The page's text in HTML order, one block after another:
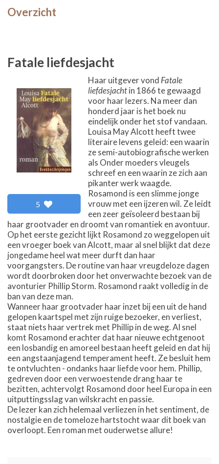
Overzicht
Fatale liefdesjacht
5
Haar uitgever vond Fatale
liefdesjachtin 1866 te gewaagd
voor haar lezers. Na meer dan
honderd jaar is het boek nu
eindelijk onder het stof vandaan.
Louisa May Alcott heeft twee
literaire levens geleid: een waarin
ze semi-autobiografische werken
als Onder moeders vleugels
schreef en een waarin ze zich aan
pikanter werk waagde.
Rosamond is een slimme jonge
vrouw met een ijzeren wil. Ze leidt
een zeer geïsoleerd bestaan bij
haar grootvader en droomt van romantiek en avontuur.
Op het eerste gezicht lijkt Rosamond zo weggelopen uit
een vroeger boek van Alcott, maar al snel blijkt dat deze
jongedame heel wat meer durft dan haar
voorgangsters. De routine van haar vreugdeloze dagen
wordt doorbroken door het onverwachte bezoek van de
avonturier Phillip Storm. Rosamond raakt volledig in de
ban van deze man.
Wanneer haar grootvader haar inzet bij een uit de hand
gelopen kaartspel met zijn ruige bezoeker, en verliest,
staat niets haar vertrek met Phillip in de weg. Al snel
komt Rosamond erachter dat haar nieuwe echtgenoot
een losbandig en amoreel bestaan heeft geleid en dat hij
een angstaanjagend temperament heeft. Ze besluit hem
te ontvluchten - ondanks haar liefde voor hem. Phillip,
gedreven door een verwoestende drang haar te
bezitten, achtervolgt Rosamond door heel Europa in een
uitputtingsslag van wilskracht en passie.
De lezer kan zich helemaal verliezen in het sentiment, de
nostalgie en de tomeloze hartstocht waar dit boek van
overloopt. Een roman met ouderwetse allure!